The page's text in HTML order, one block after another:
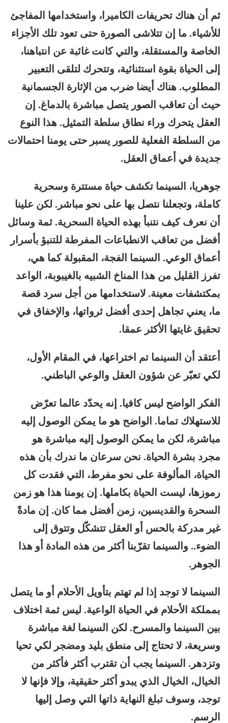
ثم أن هناك تحريفات الكاميرا، واستخدامها المفاجئ
للأشياء. ما إن تتلاشى الصورة حتى تعود تلك الأجزاء
الخاصة والمستقلة، والتي كانت غائبة عن انتباهنا،
إلى الحياة بقوة استثنائية، وتتحرك لتلقى التعبير
المطلوب. هناك أيضا ضرب من الإثارة الجسمانية
حيث أن تعاقب الصور يتصل مباشرة بالدماغ. إن
العقل يتحرك وراء نطاق سلطة التمثيل. هذا النوع
من السلطة الفعلية للصور يسبر حتى يومنا احتمالات
جديدة في أعماق العقل.
جوهريا، السينما تكشف حياة مستترة وسحرية
كاملة، وتجعلنا نتصل بها على نحو مباشر. لكن علينا
أن نعرف كيف نتنبأ بهذه الحياة السحرية. ثمة وسائل
أفضل من تعاقب الانطباعات المفرطة للتنبؤ بأسرار
أعماق الوعي. السينما الفجة، المقبولة كما هي،
تفرز القليل من هذا المناخ الشبيه بالغيبوبة، الواعد
بمكتشفات معينة. لاستخدامها من أجل سرد قصة
ما، يعني تجاهل إحدى أفضل ثرواتها، والإخفاق في
تحقيق غايتها الأكثر عمقا.
أعتقد أن السينما تم اختراعها، في المقام الأول،
لكي تعبّر عن شؤون العقل والوعي الباطني.
الفكر الواضح ليس كافيا. إنه يحدّد عالما تعرّض
للاستهلاك تماما. الواضح هو ما يمكن الوصول إليه
مباشرة، لكن ما يمكن الوصول إليه مباشرة هو
مجرد بشرة الحياة. نحن سرعان ما ندرك بأن هذه
الحياة، المألوفة على نحو مفرط، التي فقدت كل
رموزها، ليست الحياة بكاملها. إن يومنا هذا هو زمن
السحرة والقديسين، زمن أفضل مما كان. إن مادةً
غير مدركة بالحس أو العقل تتشكّل وتتوق إلى
الضوء.. والسينما تقرّبنا أكثر من هذه المادة أو هذا
الجوهر.
السينما لا توجد إذا لم تهتم بتأويل الأحلام أو ما يتصل
بمملكة الأحلام في الحياة الواعية. ليس ثمة اختلاف
بين السينما والمسرح. لكن السينما لغة مباشرة
وسريعة، لا تحتاج إلى منطق بليد ومضجر لكي تحيا
وتزدهر. السينما يجب أن تقترب أكثر فأكثر من
الخيال، الخيال الذي يبدو أكثر حقيقية، وإلا فإنها لا
توجد، وسوف تبلغ النهاية ذاتها التي وصل إليها
الرسم.